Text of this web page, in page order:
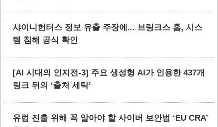
샤이니헌터스 정보 유출 주장에... 브링크스 홈, 시스
템 침해 공식 확인
[AI 시대의 인지전-3] 주요 생성형 AI가 인용한 437개
링크 뒤의 ‘출처 세탁’
유럽 진출 위해 꼭 알아야 할 사이버 보안법 ‘EU CRA’